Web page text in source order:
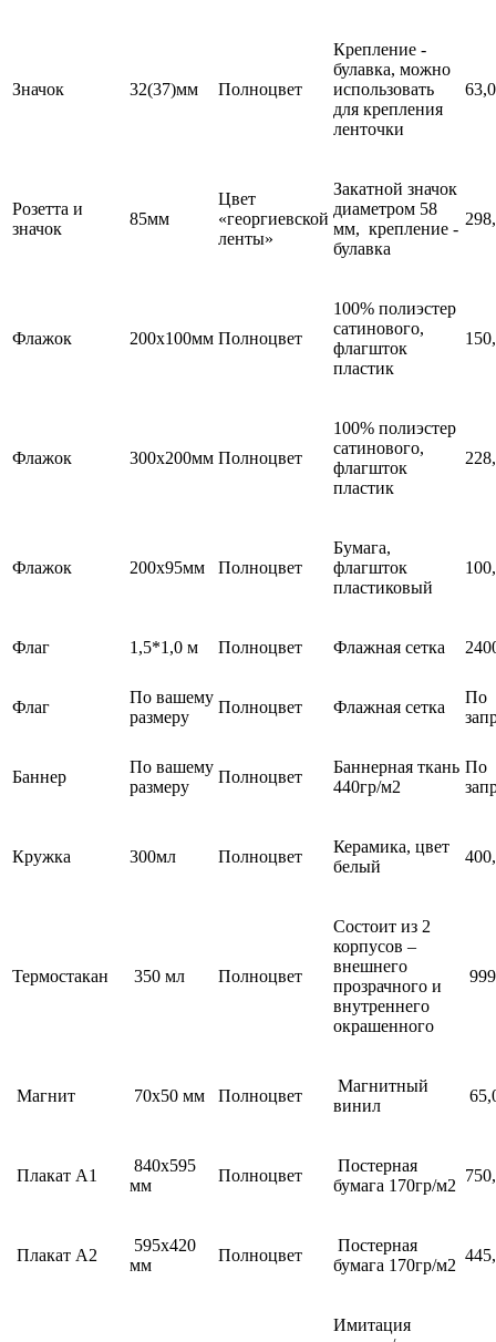
Значок 32(37)мм Полноцвет
Крепление -
булавка, можно
использовать
для крепления
ленточки
Розетта и
значок
85мм
Цвет
«георгиевской
ленты»
Закатной значок
диаметром 58
мм, крепление -
булавка
Флажок 200х100мм Полноцвет
100% полиэстер
сатинового,
флагшток
пластик
Флажок 300х200мм Полноцвет
100% полиэстер
сатинового,
флагшток
пластик
Флажок 200х95мм Полноцвет
Бумага,
флагшток
пластиковый
Флаг 1,5*1,0 м Полноцвет Флажная сетка
Флаг
По вашему
размеру
Полноцвет Флажная сетка
По
Баннер
По вашему
размеру
Полноцвет
Баннерная ткань
440гр/м2
По
Кружка 300мл Полноцвет
Керамика, цвет
белый
Термостакан 350 мл Полноцвет
Состоит из 2
корпусов –
внешнего
прозрачного и
внутреннего
окрашенного
Магнит 70х50 мм Полноцвет
Магнитный
винил
Плакат А1
840х595
мм
Полноцвет
Постерная
бумага 170гр/м2
Плакат А2
595х420
мм
Полноцвет
Постерная
бумага 170гр/м2
Имитация